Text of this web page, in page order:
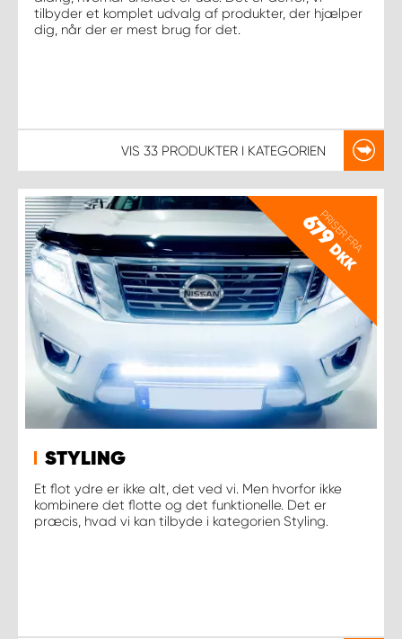
tilbyder et komplet udvalg af produkter, der hjælper
dig, når der er mest brug for det.
VIS 33 PRODUKTER I KATEGORIEN
PRISER FRA
679
DKK
STYLING
Et flot ydre er ikke alt, det ved vi. Men hvorfor ikke
kombinere det flotte og det funktionelle. Det er
præcis, hvad vi kan tilbyde i kategorien Styling.